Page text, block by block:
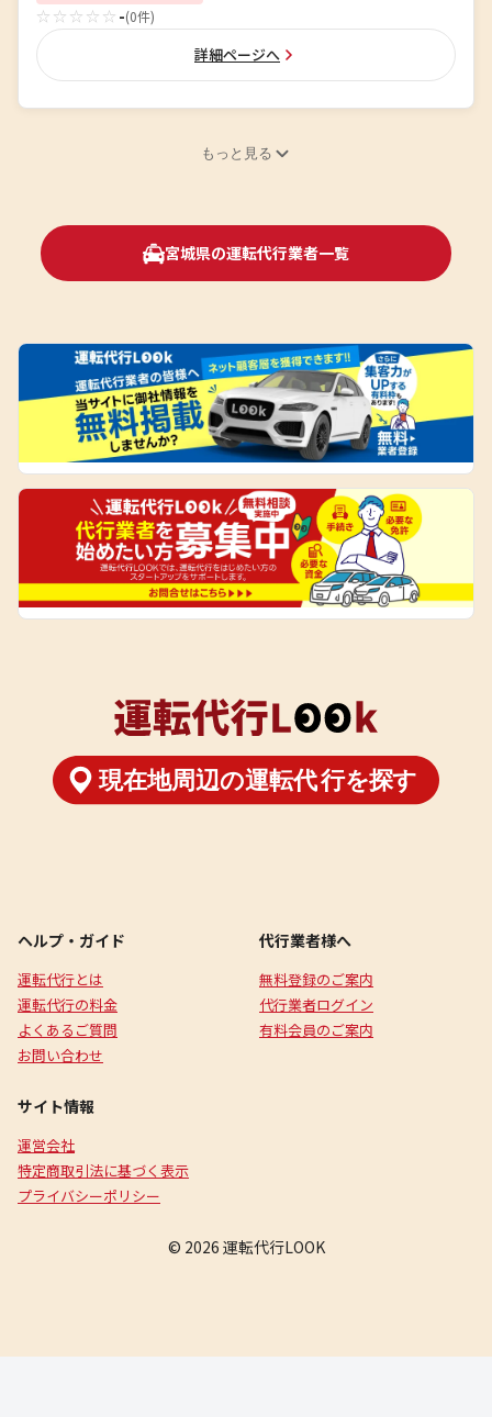
☆☆☆☆☆ -(0件)
詳細ページへ
もっと見る
宮城県の運転代行業者一覧
ヘルプ・ガイド
運転代行とは
運転代行の料金
よくあるご質問
お問い合わせ
代行業者様へ
無料登録のご案内
代行業者ログイン
有料会員のご案内
サイト情報
運営会社
特定商取引法に基づく表示
プライバシーポリシー
© 2026 運転代行LOOK